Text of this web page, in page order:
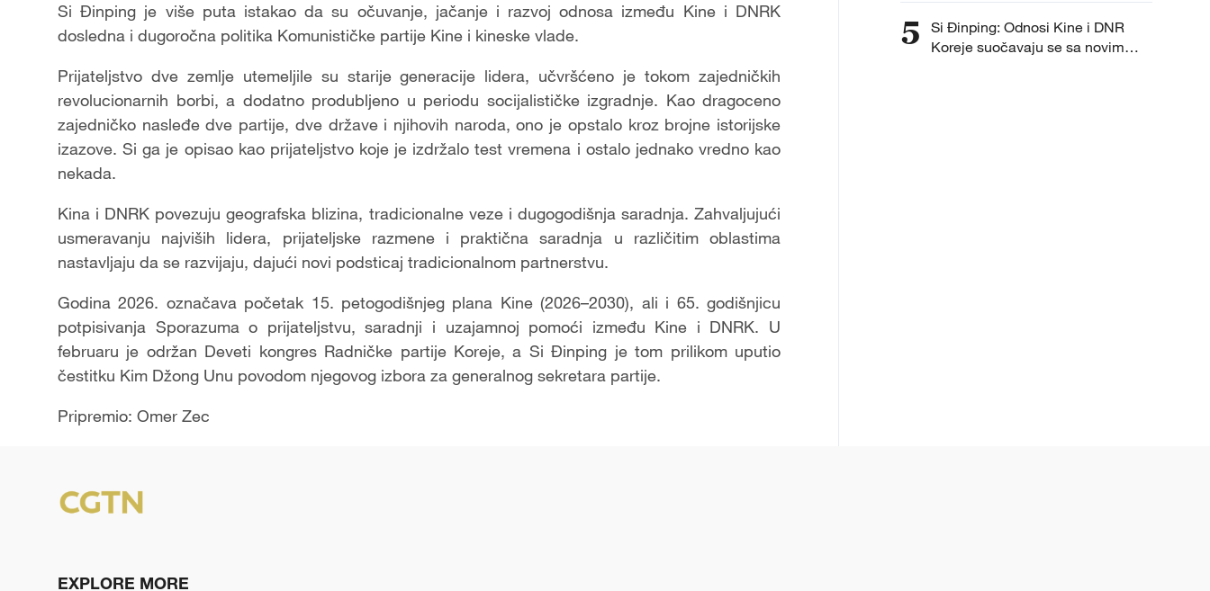
Si Đinping je više puta istakao da su očuvanje, jačanje i razvoj odnosa između Kine i DNRK
dosledna i dugoročna politika Komunističke partije Kine i kineske vlade.
Prijateljstvo dve zemlje utemeljile su starije generacije lidera, učvršćeno je tokom zajedničkih
revolucionarnih borbi, a dodatno produbljeno u periodu socijalističke izgradnje. Kao dragoceno
zajedničko nasleđe dve partije, dve države i njihovih naroda, ono je opstalo kroz brojne istorijske
izazove. Si ga je opisao kao prijateljstvo koje je izdržalo test vremena i ostalo jednako vredno kao
nekada.
Kina i DNRK povezuju geografska blizina, tradicionalne veze i dugogodišnja saradnja. Zahvaljujući
usmeravanju najviših lidera, prijateljske razmene i praktična saradnja u različitim oblastima
nastavljaju da se razvijaju, dajući novi podsticaj tradicionalnom partnerstvu.
Godina 2026. označava početak 15. petogodišnjeg plana Kine (2026–2030), ali i 65. godišnjicu
potpisivanja Sporazuma o prijateljstvu, saradnji i uzajamnoj pomoći između Kine i DNRK. U
februaru je održan Deveti kongres Radničke partije Koreje, a Si Đinping je tom prilikom uputio
čestitku Kim Džong Unu povodom njegovog izbora za generalnog sekretara partije.
Pripremio: Omer Zec
5
Si Đinping: Odnosi Kine i DNR
Koreje suočavaju se sa novim
EXPLORE MORE